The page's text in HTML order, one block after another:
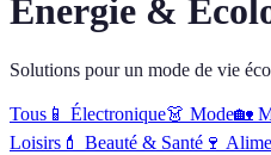
Énergie &
Solutions pour un mode de vie
Tous 📱 Électronique👗 Mode🏡
Loisirs 💄 Beauté & Santé 🍷